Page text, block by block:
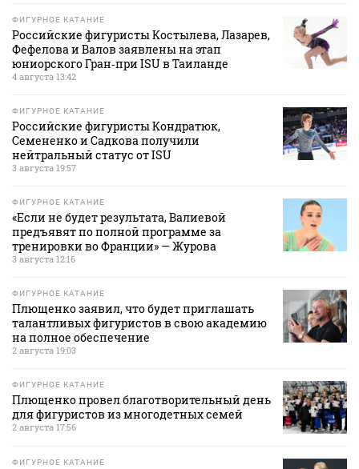
ФИГУРНОЕ КАТАНИЕ
Российские фигуристы Костылева, Лазарев,
Фефелова и Валов заявлены на этап
юниорского Гран‑при ISU в Таиланде
4 августа 13:42
ФИГУРНОЕ КАТАНИЕ
Российские фигуристы Кондратюк,
Семененко и Садкова получили
нейтральный статус от ISU
3 августа 19:57
ФИГУРНОЕ КАТАНИЕ
«Если не будет результата, Валиевой
предъявят по полной программе за
тренировки во Франции» — Журова
3 августа 12:16
ФИГУРНОЕ КАТАНИЕ
Плющенко заявил, что будет приглашать
талантливых фигуристов в свою академию
на полное обеспечение
2 августа 19:03
ФИГУРНОЕ КАТАНИЕ
Плющенко провел благотворительный день
для фигуристов из многодетных семей
2 августа 17:56
ФИГУРНОЕ КАТАНИЕ